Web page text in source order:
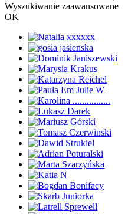
Wyszukiwanie zaawansowane
OK